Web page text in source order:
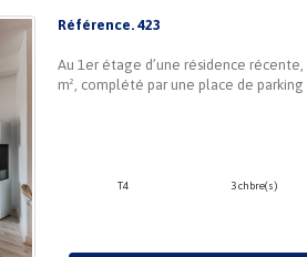
Référence. 423
Au 1er étage d’une résidence
m², complété par une place de
T4 3 chbre(s)